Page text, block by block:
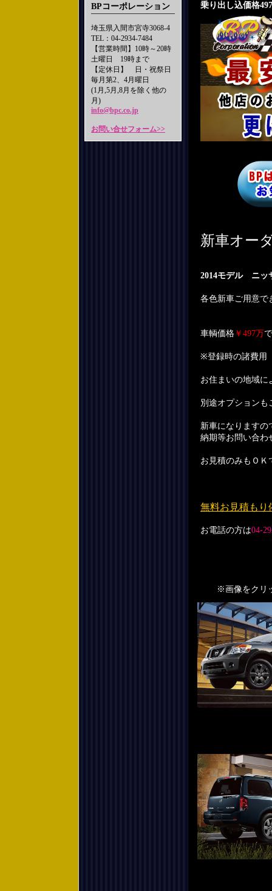
BPコーポレーション
埼玉県入間市宮寺3068-4
TEL：04-2934-7484
【営業時間】10時～20時
土曜日 19時まで
【定休日】 日・祝祭日
毎月第2、4月曜日
(1月,5月,8月を除く他の
月)
info@bpc.co.jp
お問い合せフォーム>>
乗り出し込価格
新車オー
2014モデル ニ
各色新車ご用意で
車輌価格 ￥497万
※登録時の諸費用
お住まいの地域に
別途オプションも
新車になりますの
納期等お問い合わ
お見積のみもＯＫ
無料お見積もり
お電話の方は04-
※画像をクリッ